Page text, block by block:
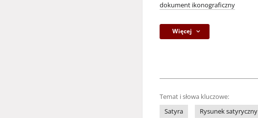
dokument ikonograficzny
Więcej
Temat i słowa kluczowe:
Satyra
Rysunek satyryczny